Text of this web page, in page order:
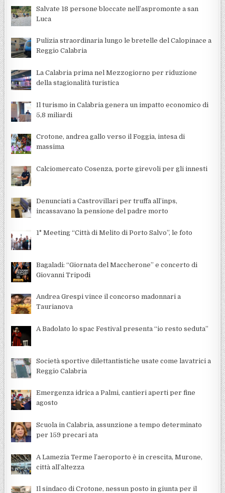
Salvate 18 persone bloccate nell’aspromonte a san
Luca
Pulizia straordinaria lungo le bretelle del Calopinace a
Reggio Calabria
La Calabria prima nel Mezzogiorno per riduzione
della stagionalità turistica
Il turismo in Calabria genera un impatto economico di
5,8 miliardi
Crotone, andrea gallo verso il Foggia, intesa di
massima
Calciomercato Cosenza, porte girevoli per gli innesti
Denunciati a Castrovillari per truffa all’inps,
incassavano la pensione del padre morto
1° Meeting “Città di Melito di Porto Salvo”, le foto
Bagaladi: “Giornata del Maccherone” e concerto di
Giovanni Tripodi
Andrea Grespi vince il concorso madonnari a
Taurianova
A Badolato lo spac Festival presenta “io resto seduta”
Società sportive dilettantistiche usate come lavatrici a
Reggio Calabria
Emergenza idrica a Palmi, cantieri aperti per fine
agosto
Scuola in Calabria, assunzione a tempo determinato
per 159 precari ata
A Lamezia Terme l’aeroporto è in crescita, Murone,
città all’altezza
Il sindaco di Crotone, nessun posto in giunta per il